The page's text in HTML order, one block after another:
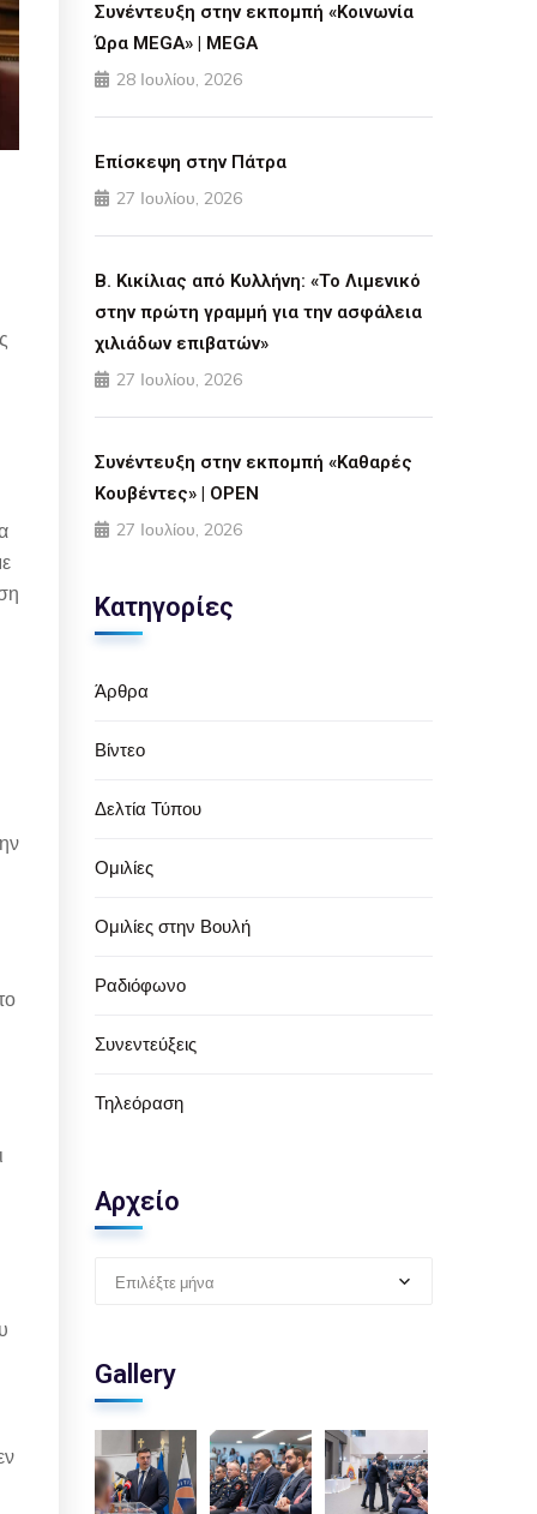
Συνέντευξη στην εκπομπή «Κοινωνία
Ώρα MEGA» | MEGA
28 Ιουλίου, 2026
Επίσκεψη στην Πάτρα
27 Ιουλίου, 2026
Β. Κικίλιας από Κυλλήνη: «Το Λιμενικό
στην πρώτη γραμμή για την ασφάλεια
χιλιάδων επιβατών»
27 Ιουλίου, 2026
Συνέντευξη στην εκπομπή «Καθαρές
Κουβέντες» | OPEN
27 Ιουλίου, 2026
Κατηγορίες
Άρθρα
Βίντεο
Δελτία Τύπου
Ομιλίες
Ομιλίες στην Βουλή
Ραδιόφωνο
Συνεντεύξεις
Τηλεόραση
Αρχείο
Επιλέξτε μήνα
Gallery